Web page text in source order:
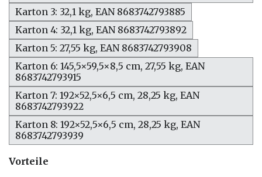
Vorteile
Karton 3: 32,1 kg, EAN 8683742793885
Karton 4: 32,1 kg, EAN 8683742793892
Karton 5: 27,55 kg, EAN 8683742793908
Karton 6: 145,5×59,5×8,5 cm, 27,55 kg, EAN
8683742793915
Karton 7: 192×52,5×6,5 cm, 28,25 kg, EAN
8683742793922
Karton 8: 192×52,5×6,5 cm, 28,25 kg, EAN
8683742793939